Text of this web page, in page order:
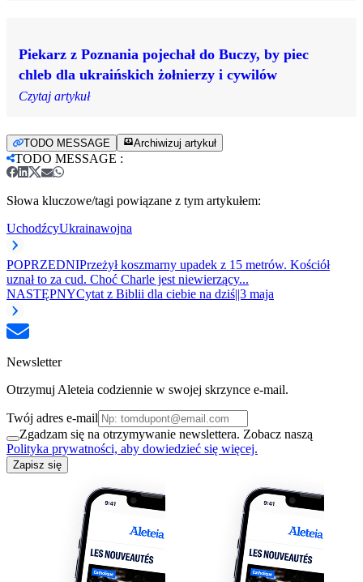
Piekarz z Poznania pojechał do Buczy, by piec
chleb dla ukraińskich żołnierzy i cywilów
Czytaj artykuł
TODO MESSAGE Archiwizuj artykuł
TODO MESSAGE :
Słowa kluczowe/tagi powiązane z tym artykułem:
UchodźcyUkrainawojna
POPRZEDNIPrzeżył koszmarny upadek z 15 metrów. Kościół
uznał to za cud. Choć Charle jest niewierzący...
NASTĘPNYCytat z Biblii dla ciebie na dziś||3 maja
Newsletter
Otrzymuj Aleteia codziennie w swojej skrzynce e-mail.
Twój adres e-mail
Zgadzam się na otrzymywanie newslettera. Zobacz naszą
Polityka prywatności, aby dowiedzieć się więcej.
Zapisz się